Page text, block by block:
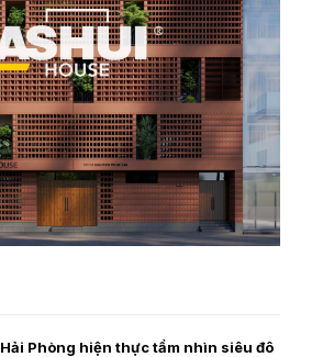
Hải Phòng hiện thực tầm nhìn siêu đô